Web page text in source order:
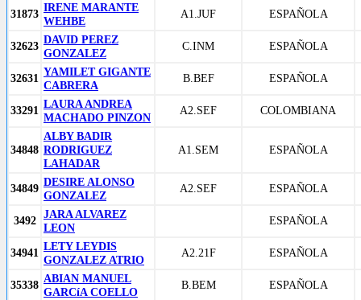
31873 IRENE MARANTE
WEHBE
A1.JUF ESPAÑOLA
32623 DAVID PEREZ
GONZALEZ
C.INM ESPAÑOLA
32631 YAMILET GIGANTE
CABRERA
B.BEF ESPAÑOLA
33291 LAURA ANDREA
MACHADO PINZON
A2.SEF COLOMBIANA
34848
ALBY BADIR
RODRIGUEZ
LAHADAR
A1.SEM ESPAÑOLA
34849 DESIRE ALONSO
GONZALEZ
A2.SEF ESPAÑOLA
3492 JARA ALVAREZ
LEON
ESPAÑOLA
34941 LETY LEYDIS
GONZALEZ ATRIO
A2.21F ESPAÑOLA
35338 ABIAN MANUEL
GARCíA COELLO
B.BEM ESPAÑOLA